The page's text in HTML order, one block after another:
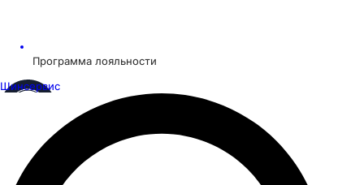
Программа лояльности
Шинсервис